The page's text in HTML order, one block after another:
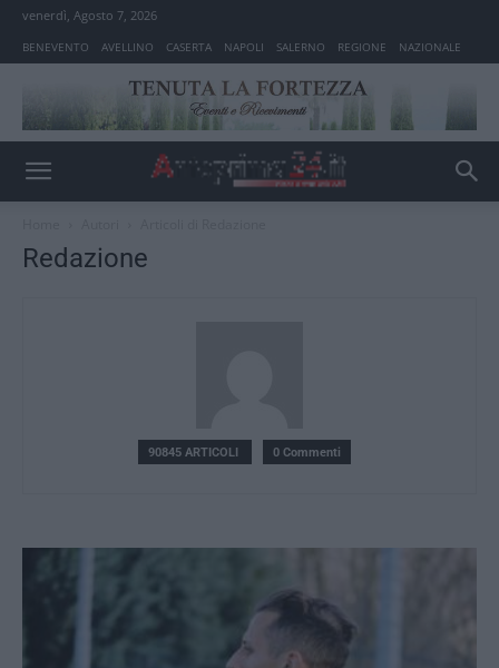
venerdì, Agosto 7, 2026
BENEVENTO AVELLINO CASERTA NAPOLI SALERNO REGIONE NAZIONALE
Redazione
90845 ARTICOLI 0 Commenti